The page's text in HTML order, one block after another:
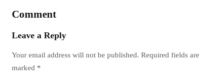
Comment
Leave a Reply
Your email address will not be published. Required fields are
marked *